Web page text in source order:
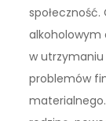
w
problemów